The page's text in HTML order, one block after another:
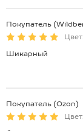
Покупатель
Цвет:
Шикарный
Покупатель (Ozon)
Цвет: